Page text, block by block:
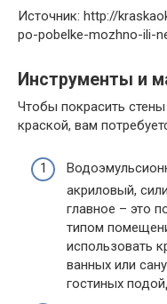
Источник: http://
po-pobelke-mozhno-ili-
Инструменты и
Чтобы покрасить
краской, вам
акриловый,
главное – это
типом
использовать
ванных или
гостиных